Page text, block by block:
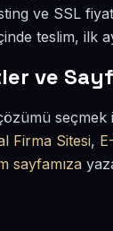
ve SSL
teslim, ilk
ve
seçmek
Firma Sitesi,
sayfamıza